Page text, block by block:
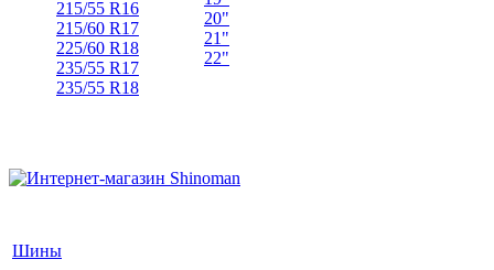
215/55 R16
215/60 R17
225/60 R18
235/55 R17
235/55 R18
20"
21"
22"
Шины